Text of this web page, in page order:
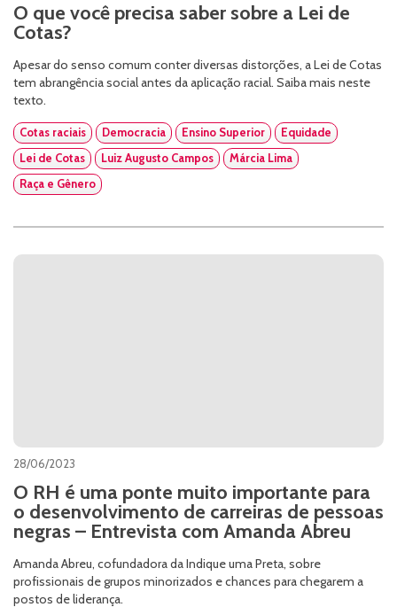
O que você precisa saber sobre a Lei de
Cotas?
Apesar do senso comum conter diversas distorções, a Lei de Cotas
tem abrangência social antes da aplicação racial. Saiba mais neste
texto.
Cotas raciais Democracia Ensino Superior
Equidade
Lei de Cotas
Luiz Augusto Campos
Márcia Lima
Raça e Gênero
28/06/2023
O RH é uma ponte muito importante para
o desenvolvimento de carreiras de pessoas
negras – Entrevista com Amanda Abreu
Amanda Abreu, cofundadora da Indique uma Preta, sobre
profissionais de grupos minorizados e chances para chegarem a
postos de liderança.